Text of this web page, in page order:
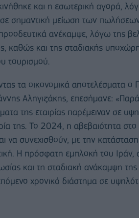
και η εσωτερική αγορά,
σημαντική μείωση των
ανέκαμψε, λόγω της
καθώς και της σταδιακής
τουρισμού.
τα οικονομικά αποτελέσματα
Αληγιζάκης, επεσήμανε:
της εταιρίας παρέμειναν σε
της. Το 2024, η αβεβαιότητα στο
να συνεχισθούν, με την
Η πρόσφατη εμπλοκή του
και τη σταδιακή ανάκαμψη
χρονικό διάστημα σε